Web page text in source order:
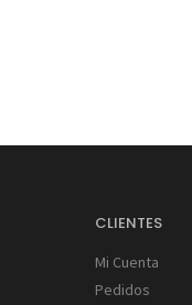
CLIENTES
Mi Cuenta
Pedidos